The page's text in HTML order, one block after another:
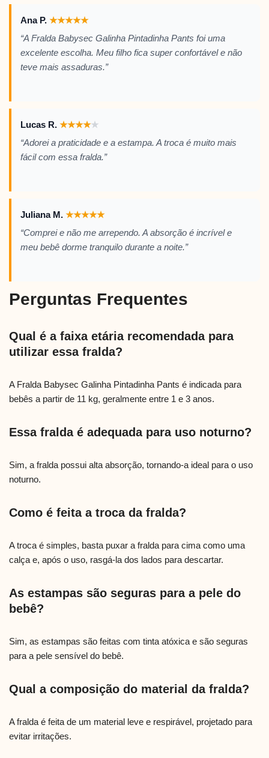
Ana P. ★★★★★
“A Fralda Babysec Galinha Pintadinha Pants foi uma
excelente escolha. Meu filho fica super confortável e não
teve mais assaduras.”
Lucas R. ★★★★★
“Adorei a praticidade e a estampa. A troca é muito mais
fácil com essa fralda.”
Juliana M. ★★★★★
“Comprei e não me arrependo. A absorção é incrível e
meu bebê dorme tranquilo durante a noite.”
Perguntas Frequentes
Qual é a faixa etária recomendada para
utilizar essa fralda?
A Fralda Babysec Galinha Pintadinha Pants é indicada para
bebês a partir de 11 kg, geralmente entre 1 e 3 anos.
Essa fralda é adequada para uso noturno?
Sim, a fralda possui alta absorção, tornando-a ideal para o uso
noturno.
Como é feita a troca da fralda?
A troca é simples, basta puxar a fralda para cima como uma
calça e, após o uso, rasgá-la dos lados para descartar.
As estampas são seguras para a pele do
bebê?
Sim, as estampas são feitas com tinta atóxica e são seguras
para a pele sensível do bebê.
Qual a composição do material da fralda?
A fralda é feita de um material leve e respirável, projetado para
evitar irritações.